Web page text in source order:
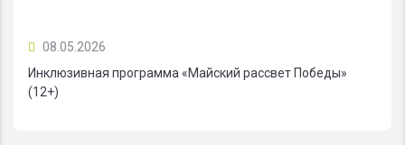
08.05.2026
Инклюзивная программа «Майский рассвет Победы»
(12+)